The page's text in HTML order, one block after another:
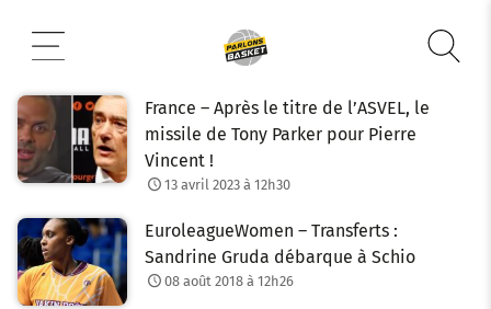
contenu
France – Après le titre de l’ASVEL, le
missile de Tony Parker pour Pierre
Vincent !
13 avril 2023 à 12h30
EuroleagueWomen – Transferts :
Sandrine Gruda débarque à Schio
08 août 2018 à 12h26